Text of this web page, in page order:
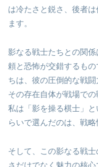
は冷たさと鋭さ、後者
ます。
影なる戦士たちとの関
頼と恐怖が交錯するも
ちは、彼の圧倒的な戦闘
その存在自体が戦場で
私は「影を操る棋士」
らいで選んだのは、戦略
そして、この影なる戦
さだけでなく魅力の核